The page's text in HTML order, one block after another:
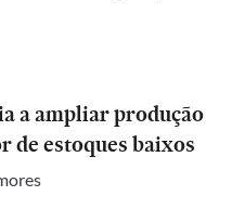
a ampliar produção
de estoques baixos